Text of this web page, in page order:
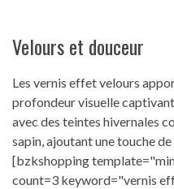
Velours et douceur
Les vernis effet velours
profondeur visuelle
avec des teintes hivernales
sapin, ajoutant une touche de
[bzkshopping
count=3 keyword="vernis